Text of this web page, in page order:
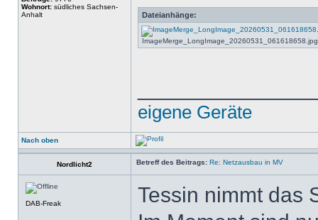
Wohnort: südliches Sachsen-
Anhalt
Dateianhänge:
eigene Geräte
Nach oben
Nordlicht2 Betreff des Beitrags: Re: Netzausbau in MV
DAB-Freak
Tessin nimmt das